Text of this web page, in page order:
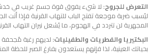
التعرض للجروح: لا شيء يفوق قوة جسم غريب في
ليُسبب ضربة موجعة تفتح الباب للتهاب القرنية فإذا أتت
المجهرية لن تتردد في الهجوم، ما يُشعل نيران التهاب
البكتيريا والفطريات والطفيليات: لديهم رغبة
بحياتك العينية، لذا فإنهم يستعدون بفارغ الصبر للحظة